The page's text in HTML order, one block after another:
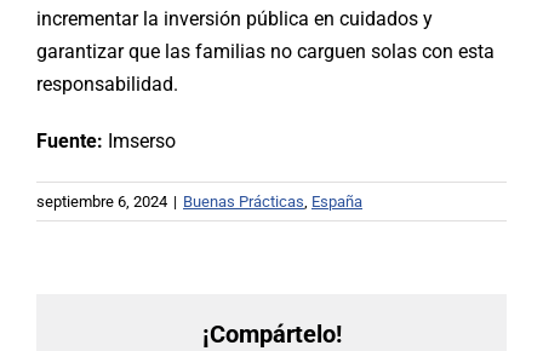
incrementar la inversión pública en cuidados y
garantizar que las familias no carguen solas con esta
responsabilidad.
Fuente: Imserso
septiembre 6, 2024 | Buenas Prácticas, España
¡Compártelo!